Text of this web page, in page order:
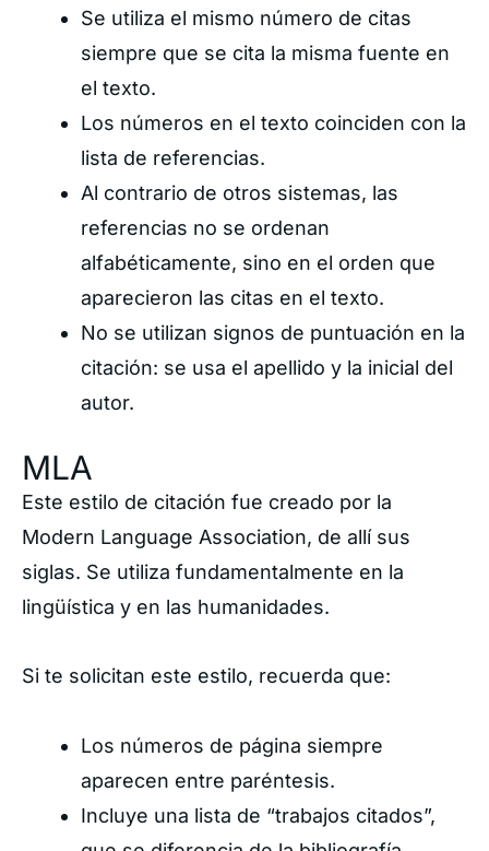
Se utiliza el mismo número de citas
siempre que se cita la misma fuente en
el texto.
Los números en el texto coinciden con la
lista de referencias.
Al contrario de otros sistemas, las
referencias no se ordenan
alfabéticamente, sino en el orden que
aparecieron las citas en el texto.
No se utilizan signos de puntuación en la
citación: se usa el apellido y la inicial del
autor.
MLA
Este estilo de citación fue creado por la
Modern Language Association, de allí sus
siglas. Se utiliza fundamentalmente en la
lingüística y en las humanidades.
Si te solicitan este estilo, recuerda que:
Los números de página siempre
aparecen entre paréntesis.
Incluye una lista de “trabajos citados”,